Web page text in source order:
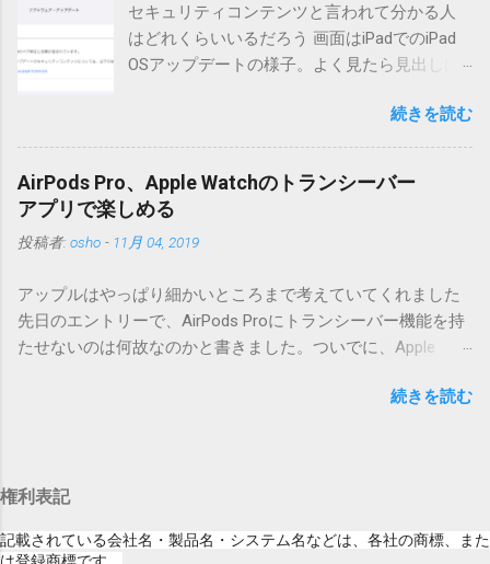
版へのアップデートを強くお勧めしてます。 mail-entry.zipを
ダウンロードするにはここをクリックしてください。
（Windowsから解凍したフォルダを見ると「_MACOSX」とい
りませんので無視してください。MacOS XでZIP圧縮している
ため、Mac独自のファイル情報が含まれてしまうようで
す。） Ver.0.3.0以降用の差分ファイルはこちら 。ZIP圧縮して
まとめてあります。いまのバージョン番号と同じバージョン
合は一つずつ順に適用していく必要があります。0.5.0以降
ません。改造してる方向けに、バージョンアップポイントを
お知らせするのが主な目的となっています。 まずはどんなふ
うに使うものか説明し、設置方法は後述します。 使い方 メー
ル本文の1行目にauthor（投稿者）を、2行目にカテゴリを、
追記項目（extend）として扱われますので、必要に応じて指
ん。また、<>の中の文字は、設...
セキュリティコンテンツと言われて分かる人
はどれくらいいるだろう 画面はiPadでのiPad
OSアップデートの様子。よく見たら見出しは
の名前としてはいまだにiOSのままとか、そん
な理由じゃないでしょうね。 それは混乱のも
ア・アップデートのセキュリティコンテンツ
については、以下のWebサイトをご覧くださ
い」の部分。 セキュリティコンテンツ…？ こ
す。人によってはここで悩んだ結果、アップ
デートをしない人も出てきそうですよ。アッ
プデートに限らず、分からないけどやってみ
が多いと思います。経験上の感覚ですけれ
定アイコンにアップデートがある旨のバッヂ
続きを読む
AirPods Pro、Apple Watchのトランシーバー
アプリで楽しめる
投稿者: osho - 11月 04, 2019
アップルはやっぱり細かいところまで考えていてくれました
先日のエントリーで、AirPods Proにトランシーバー機能を持
たせないのは何故なのかと書きました。ついでに、Apple
はiPhoneに接続してるから使えないじゃん云々を書いたので
Watchでトランシーバーアプリを起動すると、AirPodsはトラ
ンシーバーのために機能するようになります。Apple Watchの
画面上にある送信ボタン（黄色い大きな丸）を押している
続きを読む
権利表記
記載されている会社名・製品名・システム名などは、各社の商標、また
は登録商標です。